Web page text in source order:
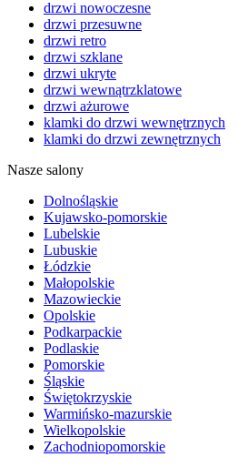
drzwi nowoczesne
drzwi przesuwne
drzwi retro
drzwi szklane
drzwi ukryte
drzwi wewnątrzklatowe
drzwi ażurowe
klamki do drzwi wewnętrznych
klamki do drzwi zewnętrznych
Nasze salony
Dolnośląskie
Kujawsko-pomorskie
Lubelskie
Lubuskie
Łódzkie
Małopolskie
Mazowieckie
Opolskie
Podkarpackie
Podlaskie
Pomorskie
Śląskie
Świętokrzyskie
Warmińsko-mazurskie
Wielkopolskie
Zachodniopomorskie